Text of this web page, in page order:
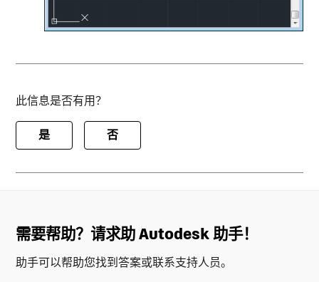
此信息是否有用？
是 否
需要帮助？请求助 Autodesk 助手！
助手可以帮助您找到答案或联系支持人员。